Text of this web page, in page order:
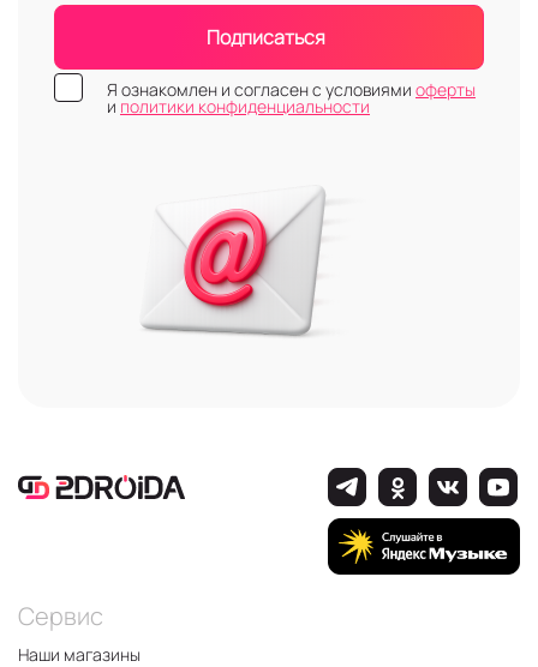
Подписаться
Я ознакомлен и согласен с условиями оферты
и политики конфиденциальности
Сервис
Наши магазины